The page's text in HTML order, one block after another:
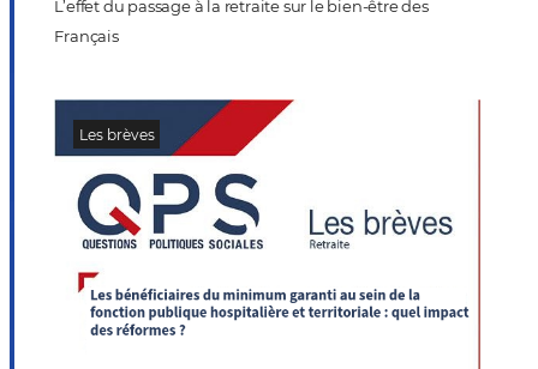
L’effet du passage à la retraite sur le bien-être des
Français
Les brèves